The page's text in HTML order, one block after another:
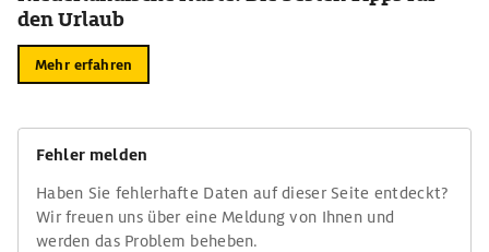
den Urlaub
Mehr erfahren
Fehler melden
Haben Sie fehlerhafte Daten auf dieser Seite entdeckt?
Wir freuen uns über eine Meldung von Ihnen und
werden das Problem beheben.